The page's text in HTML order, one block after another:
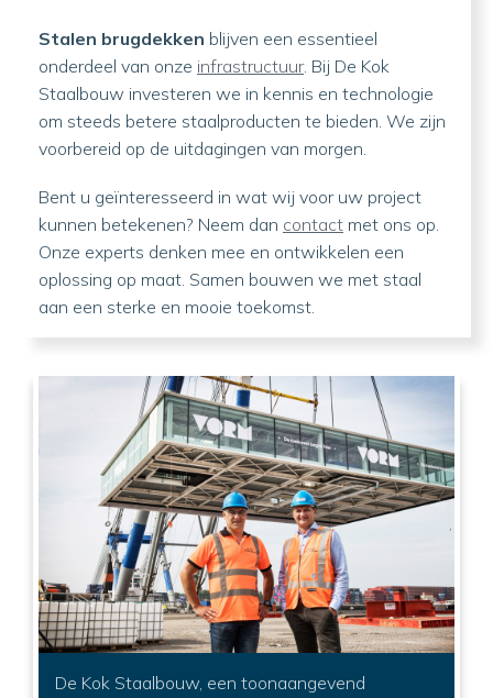
Stalen brugdekken blijven een essentieel
onderdeel van onze infrastructuur. Bij De Kok
Staalbouw investeren we in kennis en technologie
om steeds betere staalproducten te bieden. We zijn
voorbereid op de uitdagingen van morgen.
Bent u geïnteresseerd in wat wij voor uw project
kunnen betekenen? Neem dan contact met ons op.
Onze experts denken mee en ontwikkelen een
oplossing op maat. Samen bouwen we met staal
aan een sterke en mooie toekomst.
De Kok Staalbouw, een toonaangevend